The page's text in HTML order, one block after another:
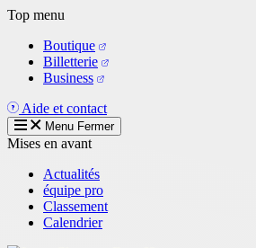
Aller
contenu
principal
Top menu
Boutique
Billetterie
Business
Aide et contact
Menu Fermer
Mises en avant
Actualités
équipe pro
Classement
Calendrier